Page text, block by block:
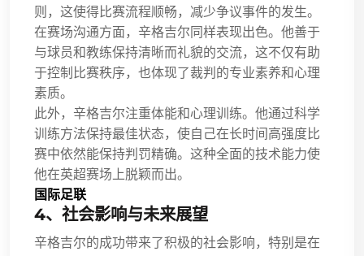
则，这使得比赛流程顺畅，减少争议事件的发生。
在赛场沟通方面，辛格吉尔同样表现出色。他善于
与球员和教练保持清晰而礼貌的交流，这不仅有助
于控制比赛秩序，也体现了裁判的专业素养和心理
素质。
此外，辛格吉尔注重体能和心理训练。他通过科学
训练方法保持最佳状态，使自己在长时间高强度比
赛中依然能保持判罚精确。这种全面的技术能力使
他在英超赛场上脱颖而出。
国际足联
4、社会影响与未来展望
辛格吉尔的成功带来了积极的社会影响，特别是在